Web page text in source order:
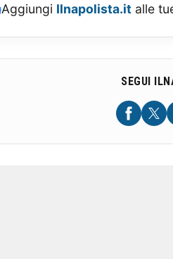
Aggiungi Ilnapolista.it alle
SEGUI